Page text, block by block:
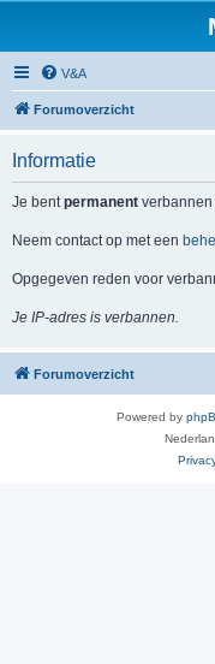
V&A
Forumoverzicht
Informatie
Je bentpermanent verbannen
Neem contact op met een
Opgegeven reden voor
Je IP-adres is verbannen.
Forumoverzicht
Powered by